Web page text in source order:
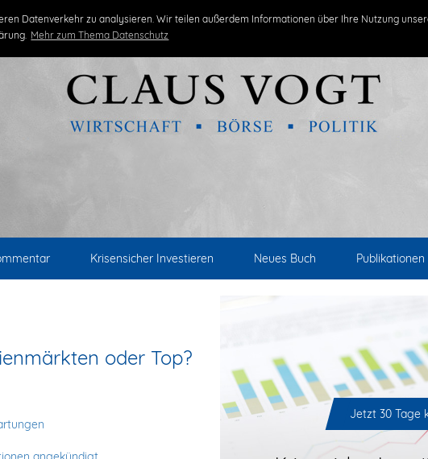
Datenverkehr zu analysieren. Wir teilen außerdem Informationen über Ihre Nutzung
Mehr zum Thema Datenschutz
Krisensicher Investieren Neues Buch Publikationen
oder Top?
Jetzt 30 Tage